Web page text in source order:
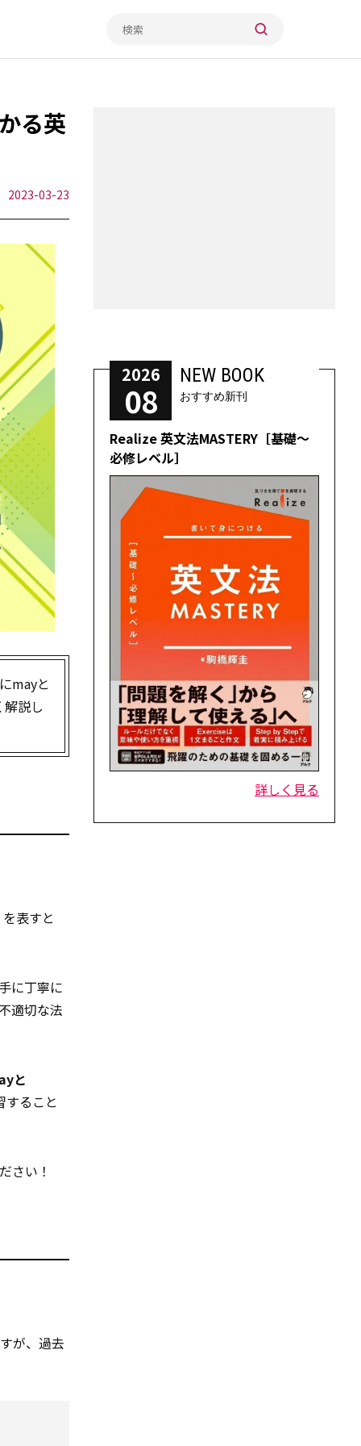
る英
2023-03-23
mayと
説し
表すと
に丁寧に
適切な法
と
すること
さい！
が、過去
2026
08
NEW BOOK
おすすめ新刊
Realize 英文法MASTERY［基礎～
必修レベル］
詳しく見る